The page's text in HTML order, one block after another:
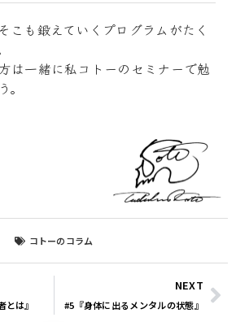
こも鍛えていくプログラムがたく
は一緒に私コトーのセミナーで勉
コトーのコラム
は』
NEXT
#5『身体に出るメンタルの状態』